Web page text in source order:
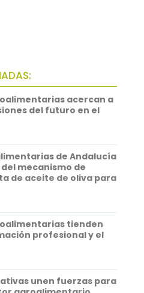
acercan a
del futuro en el
de Andalucía
mecanismo de
de aceite de oliva para
tienden
profesional y el
unen fuerzas para